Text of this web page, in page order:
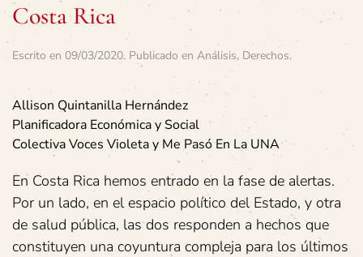
Costa Rica
Escrito en 09/03/2020. Publicado en Análisis, Derechos.
Allison Quintanilla Hernández
Planificadora Económica y Social
Colectiva Voces Violeta y Me Pasó En La UNA
En Costa Rica hemos entrado en la fase de alertas.
Por un lado, en el espacio político del Estado, y otra
de salud pública, las dos responden a hechos que
constituyen una coyuntura compleja para los últimos